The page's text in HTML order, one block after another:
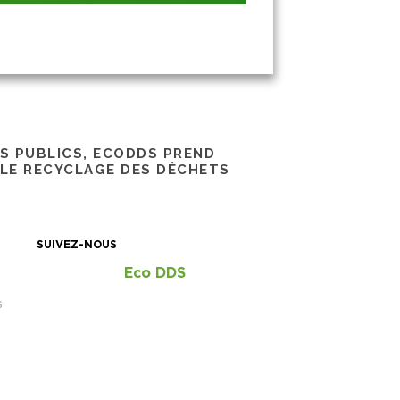
PUBLICS, ECODDS PREND
RECYCLAGE DES DÉCHETS
SUIVEZ-NOUS
Eco DDS